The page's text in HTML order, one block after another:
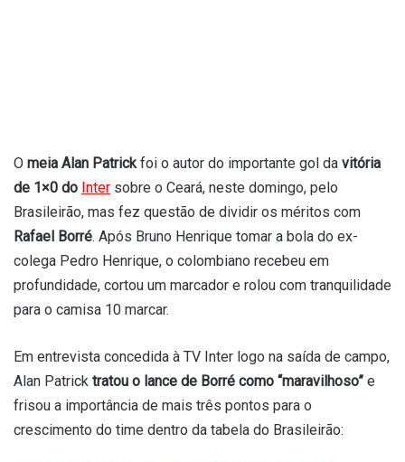
O meia Alan Patrickfoi o autor do importante gol da vitória
de 1×0 do Inter sobre o Ceará, neste domingo, pelo
Brasileirão, mas fez questão de dividir os méritos com
Rafael Borré. Após Bruno Henrique tomar a bola do ex-
colega Pedro Henrique, o colombiano recebeu em
profundidade, cortou um marcador e rolou com tranquilidade
para o camisa 10 marcar.
Em entrevista concedida à TV Inter logo na saída de campo,
Alan Patrick tratou o lance de Borré como “maravilhoso” e
frisou a importância de mais três pontos para o
crescimento do time dentro da tabela do Brasileirão: